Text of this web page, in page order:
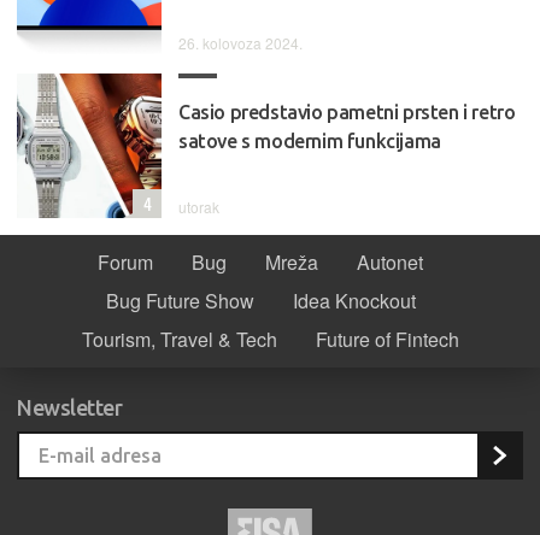
26. kolovoza 2024.
Casio predstavio pametni prsten i retro
satove s modernim funkcijama
utorak
4
Forum Bug Mreža
Autonet
Bug Future Show
Idea Knockout
Tourism, Travel & Tech
Future of Fintech
Newsletter